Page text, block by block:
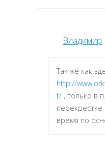
Владимир
Так же как
http://
t/, только в
время по